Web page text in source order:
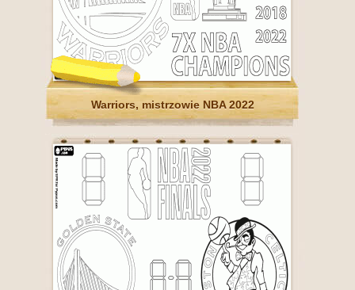
Warriors, mistrzowie NBA 2022